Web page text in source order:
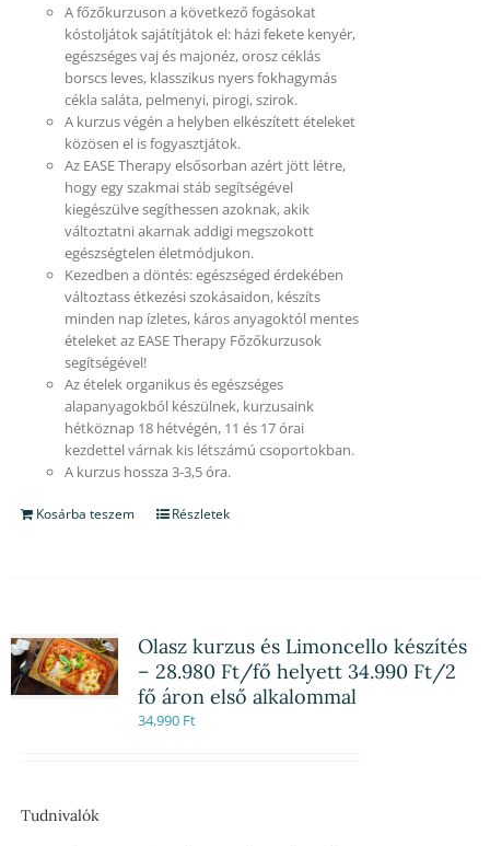
A főzőkurzuson a következő fogásokat
kóstoljátok sajátítjátok el: házi fekete kenyér,
egészséges vaj és majonéz, orosz céklás
borscs leves, klasszikus nyers fokhagymás
cékla saláta, pelmenyi, pirogi, szirok.
A kurzus végén a helyben elkészített ételeket
közösen el is fogyasztjátok.
Az EASE Therapy elsősorban azért jött létre,
hogy egy szakmai stáb segítségével
kiegészülve segíthessen azoknak, akik
változtatni akarnak addigi megszokott
egészségtelen életmódjukon.
Kezedben a döntés: egészséged érdekében
változtass étkezési szokásaidon, készíts
minden nap ízletes, káros anyagoktól mentes
ételeket az EASE Therapy Főzőkurzusok
segítségével!
Az ételek organikus és egészséges
alapanyagokból készülnek, kurzusaink
hétköznap 18 hétvégén, 11 és 17 órai
kezdettel várnak kis létszámú csoportokban.
A kurzus hossza 3-3,5 óra.
Kosárba teszem Részletek
Olasz kurzus és Limoncello készítés
– 28.980 Ft/fő helyett 34.990 Ft/2
fő áron első alkalommal
34,990 Ft
Tudnivalók